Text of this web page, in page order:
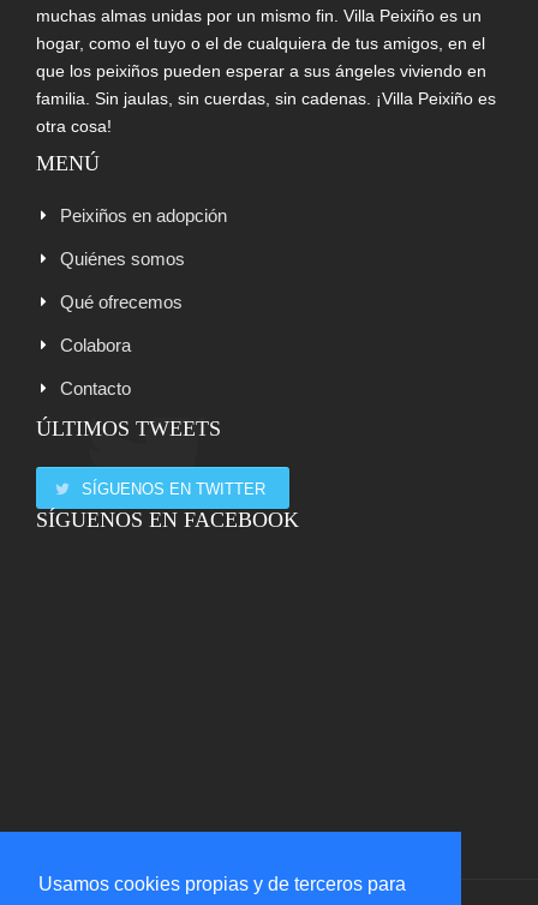
Usamos cookies propias y de terceros para
muchas almas unidas por un mismo fin. Villa Peixiño es un
hogar, como el tuyo o el de cualquiera de tus amigos, en el
que los peixiños pueden esperar a sus ángeles viviendo en
familia. Sin jaulas, sin cuerdas, sin cadenas. ¡Villa Peixiño es
otra cosa!
MENÚ
Peixiños en adopción
Quiénes somos
Qué ofrecemos
Colabora
Contacto
ÚLTIMOS TWEETS
SÍGUENOS EN TWITTER
SÍGUENOS EN FACEBOOK